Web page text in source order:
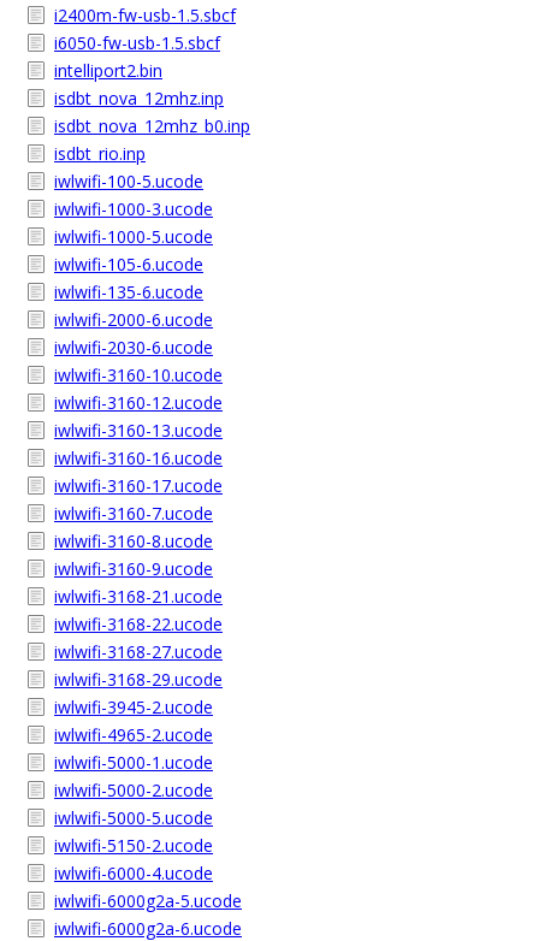
i2400m-fw-usb-1.5.sbcf
i6050-fw-usb-1.5.sbcf
intelliport2.bin
isdbt_nova_12mhz.inp
isdbt_nova_12mhz_b0.inp
isdbt_rio.inp
iwlwifi-100-5.ucode
iwlwifi-1000-3.ucode
iwlwifi-1000-5.ucode
iwlwifi-105-6.ucode
iwlwifi-135-6.ucode
iwlwifi-2000-6.ucode
iwlwifi-2030-6.ucode
iwlwifi-3160-10.ucode
iwlwifi-3160-12.ucode
iwlwifi-3160-13.ucode
iwlwifi-3160-16.ucode
iwlwifi-3160-17.ucode
iwlwifi-3160-7.ucode
iwlwifi-3160-8.ucode
iwlwifi-3160-9.ucode
iwlwifi-3168-21.ucode
iwlwifi-3168-22.ucode
iwlwifi-3168-27.ucode
iwlwifi-3168-29.ucode
iwlwifi-3945-2.ucode
iwlwifi-4965-2.ucode
iwlwifi-5000-1.ucode
iwlwifi-5000-2.ucode
iwlwifi-5000-5.ucode
iwlwifi-5150-2.ucode
iwlwifi-6000-4.ucode
iwlwifi-6000g2a-5.ucode
iwlwifi-6000g2a-6.ucode